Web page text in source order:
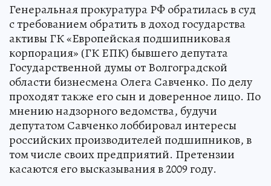
Генеральная прокуратура РФ обратилась в суд
с требованием обратить в доход государства
активы ГК «Европейская подшипниковая
корпорация» (ГК ЕПК) бывшего депутата
Государственной думы от Волгоградской
области бизнесмена Олега Савченко. По делу
проходят также его сын и доверенное лицо. По
мнению надзорного ведомства, будучи
депутатом Савченко лоббировал интересы
российских производителей подшипников, в
том числе своих предприятий. Претензии
касаются его высказывания в 2009 году.